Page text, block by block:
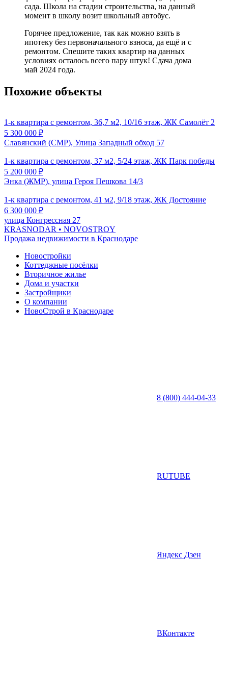
сада. Школа на стадии строительства, на данный
момент в школу возит школьный автобус.
Горячее предложение, так как можно взять в
ипотеку без первоначального взноса, да ещё и с
ремонтом. Спешите таких квартир на данных
условиях осталось всего пару штук! Сдача дома
май 2024 года.
Похожие объекты
1-к квартира с ремонтом, 36,7 м2, 10/16 этаж, ЖК Самолёт 2
5 300 000 ₽
Славянский (СМР), Улица Западный обход 57
1-к квартира с ремонтом, 37 м2, 5/24 этаж, ЖК Парк победы
5 200 000 ₽
Энка (ЖМР), улица Героя Пешкова 14/3
1-к квартира с ремонтом, 41 м2, 9/18 этаж, ЖК Достояние
6 300 000 ₽
улица Конгрессная 27
KRASNODAR • NOVOSTROY
Продажа недвижимости в Краснодаре
Новостройки
Коттеджные посёлки
Вторичное жилье
Дома и участки
Застройщики
О компании
НовоСтрой в Краснодаре
8 (800) 444-04-33
RUTUBE
Яндекс Дзен
ВКонтакте